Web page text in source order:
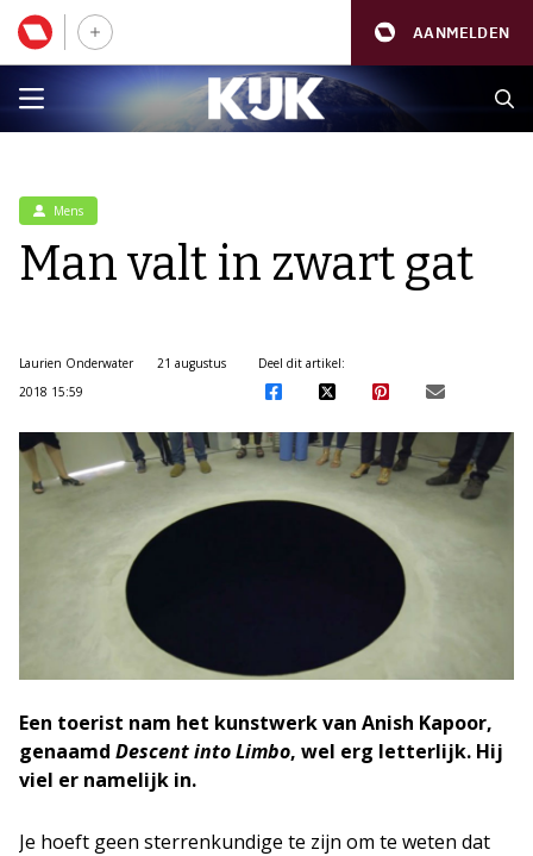
AANMELDEN
Mens
Man valt in zwart gat
Laurien Onderwater
21 augustus
2018 15:59
Deel dit artikel:
Een toerist nam het kunstwerk van Anish Kapoor,
genaamd Descent into Limbo, wel erg letterlijk. Hij
viel er namelijk in.
Je hoeft geen sterrenkundige te zijn om te weten dat